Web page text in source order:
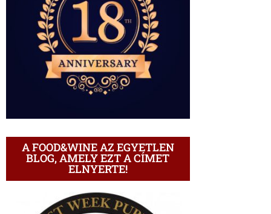
A FOOD&WINE AZ EGYETLEN
BLOG, AMELY EZT A CÍMET
ELNYERTE!